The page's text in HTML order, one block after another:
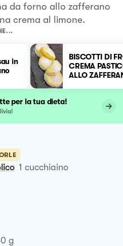
da forno allo zafferano
crema al limone.
in
BISCOTTI DI
CREMA
ALLO
per la tua dieta!
1 cucchiaino
g